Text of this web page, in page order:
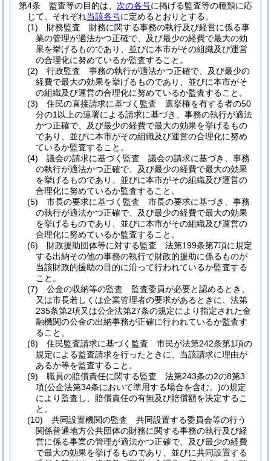
第4条
監査等の目的は、 次の各号に掲げる監査等の種類に応
じて、それぞれ当該各号に定めるとおりとする。
(1)
財務監査 財務に関する事務の執行及び経営に係る事
業の管理が適法かつ正確で、及び最少の経費で最大の効
果を挙げるものであり、並びに本市がその組織及び運営
の合理化に努めているか監査すること。
(2)
行政監査 事務の執行が適法かつ正確で、及び最少の
経費で最大の効果を挙げるものであり、並びに本市がそ
の組織及び運営の合理化に努めているか監査すること。
(3)
住民の直接請求に基づく監査 選挙権を有する者の50
分の1以上の連署による請求に基づき、事務の執行が適法
かつ正確で、及び最少の経費で最大の効果を挙げるもの
であり、並びに本市がその組織及び運営の合理化に努め
ているか監査すること。
(4)
議会の請求に基づく監査 議会の請求に基づき、事務
の執行が適法かつ正確で、及び最少の経費で最大の効果
を挙げるものであり、並びに本市がその組織及び運営の
合理化に努めているか監査すること。
(5)
市長の要求に基づく監査 市長の要求に基づき、事務
の執行が適法かつ正確で、及び最少の経費で最大の効果
を挙げるものであり、並びに本市がその組織及び運営の
合理化に努めているか監査すること。
(6)
財政援助団体等に対する監査 法第199条第7項に規定
する出納その他の事務の執行で財政的援助に係るものが
当該財政的援助の目的に沿って行われているか監査する
こと。
(7)
公金の収納等の監査 監査委員が必要と認めるとき、
又は市長若しくは企業管理者の要求があるときに、法第
235条第2項又は公企法第27条の規定により指定された金
融機関の公金の出納事務が正確に行われているか監査す
ること。
(8)
住民監査請求に基づく監査 市民が法第242条第1項の
規定による監査請求を行ったときに、当該請求に理由が
あるか等を監査すること。
(9)
職員の賠償責任に関する監査 法第243条の2の8第3
項(公企法第34条において準用する場合を含む。)の規定
により監査し、賠償責任の有無及び賠償額を決定するこ
と。
(10)
共同設置機関の監査 共同設置する委員会等の行う
関係普通地方公共団体の財務に関する事務の執行及び経
営に係る事業の管理が適法かつ正確で、及び最少の経費
で最大の効果を挙げるものであり、並びに共同設置する